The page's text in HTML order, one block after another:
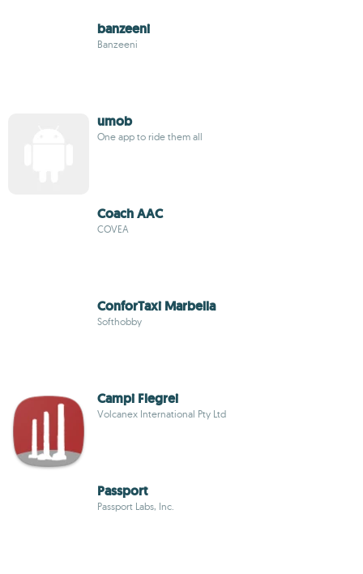
banzeeni
Banzeeni
umob
One app to ride them all
Coach AAC
COVEA
ConforTaxi Marbella
Softhobby
Campi Flegrei
Volcanex International Pty Ltd
Passport
Passport Labs, Inc.